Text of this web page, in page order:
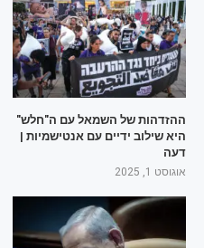
ההזדהות של השמאל עם ה"חלש"
היא שילוב ידיים עם אנטישמיות |
דעה
אוגוסט 1, 2025